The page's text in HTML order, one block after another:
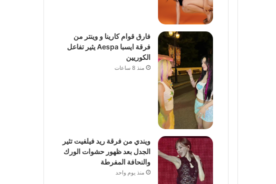
فارق قوام كارينا و وينتر من
فرقة ايسبا Aespa يثير تفاعل
الكوريين
منذ 8 ساعات
ويندي من فرقة ريد فيلفيت تثير
الجدل بعد ظهور حشوات الورك
والنحافة المفرطة
منذ يوم واحد